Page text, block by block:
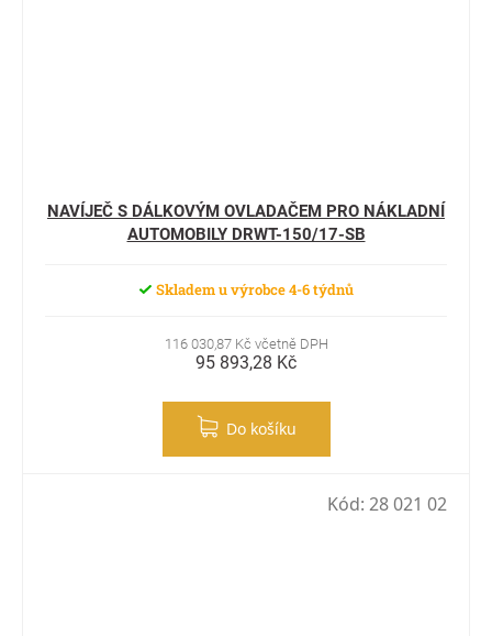
NAVÍJEČ S DÁLKOVÝM OVLADAČEM PRO NÁKLADNÍ
AUTOMOBILY DRWT-150/17-SB
Skladem u výrobce 4-6 týdnů
116 030,87 Kč včetně DPH
95 893,28 Kč
Do košíku
Kód: 28 021 02